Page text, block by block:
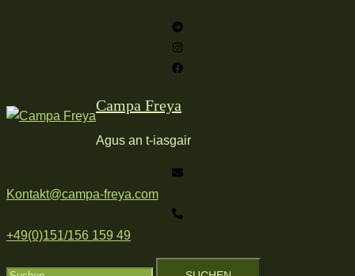
Campa Freya
Agus an t-iasgair
Kontakt@campa-freya.com
+49(0)151/156 159 49
Suchen